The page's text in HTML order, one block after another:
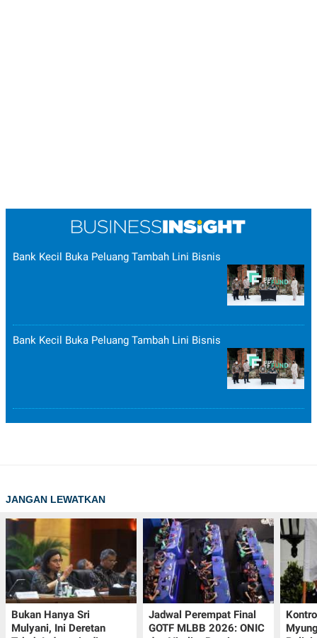
Bank Kecil Buka Peluang Tambah Lini Bisnis
Bank Kecil Buka Peluang Tambah Lini Bisnis
JANGAN LEWATKAN
Bukan Hanya Sri
Mulyani, Ini Deretan
Jadwal Perempat Final
GOTF MLBB 2026: ONIC